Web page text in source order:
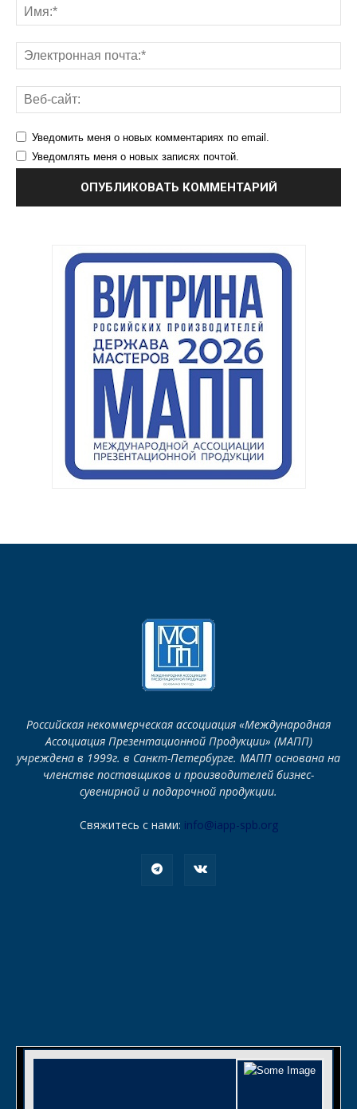
Уведомить меня о новых комментариях по email.
Уведомлять меня о новых записях почтой.
Российская некоммерческая ассоциация «Международная
Ассоциация Презентационной Продукции» (МАПП)
учреждена в 1999г. в Санкт-Петербурге. МАПП основана на
членстве поставщиков и производителей бизнес-
сувенирной и подарочной продукции.
Свяжитесь с нами: info@iapp-spb.org